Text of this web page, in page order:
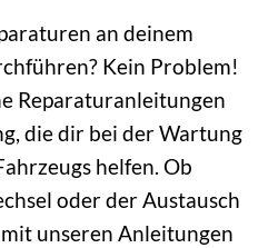
an deinem
Kein Problem!
Reparaturanleitungen
die dir bei der Wartung
helfen. Ob
oder der Austausch
unseren Anleitungen